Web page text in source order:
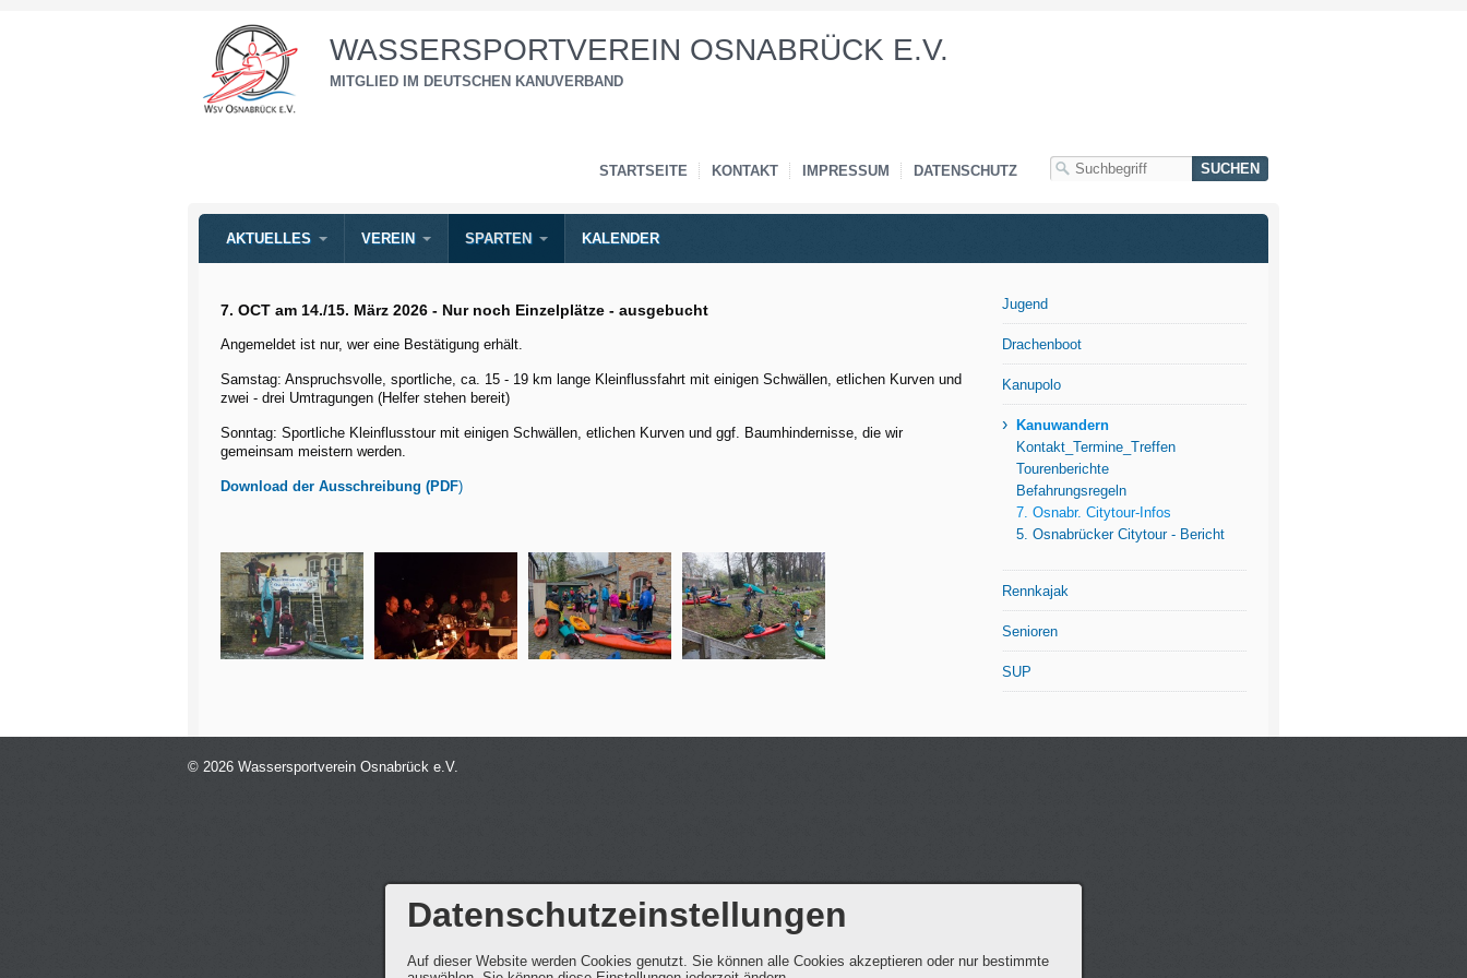
WASSERSPORTVEREIN OSNABRÜCK E.V.
MITGLIED IM DEUTSCHEN KANUVERBAND
STARTSEITE KONTAKT IMPRESSUM DATENSCHUTZ
AKTUELLES VEREIN SPARTEN KALENDER
7. OCT am 14./15. März 2026 - Nur noch Einzelplätze - ausgebucht
Angemeldet ist nur, wer eine Bestätigung erhält.
Samstag: Anspruchsvolle, sportliche, ca. 15 - 19 km lange Kleinflussfahrt mit einigen Schwällen, etlichen Kurven und
zwei - drei Umtragungen (Helfer stehen bereit)
Sonntag: Sportliche Kleinflusstour mit einigen Schwällen, etlichen Kurven und ggf. Baumhindernisse, die wir
gemeinsam meistern werden.
Download der Ausschreibung (PDF)
Jugend
Drachenboot
Kanupolo
›
Kanuwandern
Kontakt_Termine_Treffen
Tourenberichte
Befahrungsregeln
7. Osnabr. Citytour-Infos
5. Osnabrücker Citytour - Bericht
Rennkajak
Senioren
SUP
© 2026 Wassersportverein Osnabrück e.V.
Datenschutzeinstellungen
Auf dieser Website werden Cookies genutzt. Sie können alle Cookies akzeptieren oder nur bestimmte